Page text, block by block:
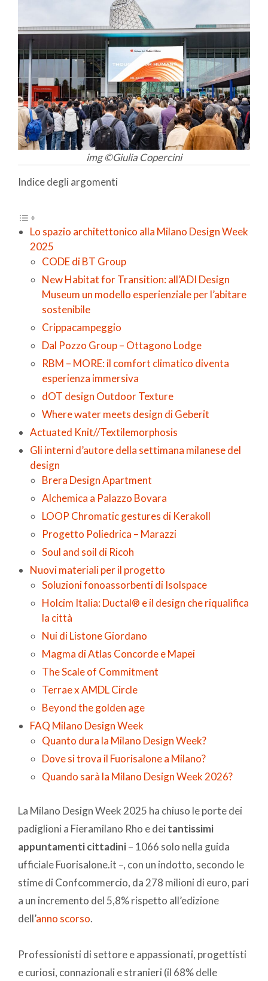
img ©Giulia Copercini
Indice degli argomenti
Lo spazio architettonico alla Milano Design Week
2025
CODE di BT Group
New Habitat for Transition: all’ADI Design
Museum un modello esperienziale per l’abitare
sostenibile
Crippacampeggio
Dal Pozzo Group – Ottagono Lodge
RBM – MORE: il comfort climatico diventa
esperienza immersiva
dOT design Outdoor Texture
Where water meets design di Geberit
Actuated Knit//Textilemorphosis
Gli interni d’autore della settimana milanese del
design
Brera Design Apartment
Alchemica a Palazzo Bovara
LOOP Chromatic gestures di Kerakoll
Progetto Poliedrica – Marazzi
Soul and soil di Ricoh
Nuovi materiali per il progetto
Soluzioni fonoassorbenti di Isolspace
Holcim Italia: Ductal® e il design che riqualifica
la città
Nui di Listone Giordano
Magma di Atlas Concorde e Mapei
The Scale of Commitment
Terrae x AMDL Circle
Beyond the golden age
FAQ Milano Design Week
Quanto dura la Milano Design Week?
Dove si trova il Fuorisalone a Milano?
Quando sarà la Milano Design Week 2026?
La Milano Design Week 2025 ha chiuso le porte dei
padiglioni a Fieramilano Rho e dei tantissimi
appuntamenti cittadini– 1066 solo nella guida
ufficiale Fuorisalone.it –, con un indotto, secondo le
stime di Confcommercio, da 278 milioni di euro, pari
a un incremento del 5,8% rispetto all’edizione
dell’anno scorso.
Professionisti di settore e appassionati, progettisti
e curiosi, connazionali e stranieri (il 68% delle